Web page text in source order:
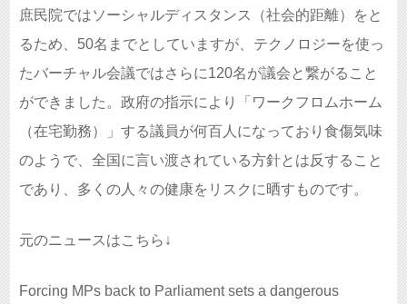
庶民院ではソーシャルディスタンス（社会的距離）をと
るため、50名までとしていますが、テクノロジーを使っ
たバーチャル会議ではさらに120名が議会と繋がること
ができました。政府の指示により「ワークフロムホーム
（在宅勤務）」する議員が何百人になっており食傷気味
のようで、全国に言い渡されている方針とは反すること
であり、多くの人々の健康をリスクに晒すものです。
元のニュースはこちら↓
Forcing MPs back to Parliament sets a dangerous